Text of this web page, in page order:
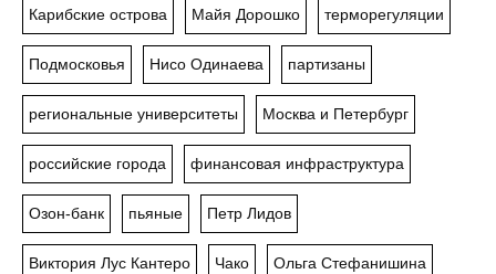
Карибские острова Майя Дорошко терморегуляции
Подмосковья Нисо Одинаева партизаны
региональные университеты Москва и Петербург
российские города финансовая инфраструктура
Озон-банк пьяные Петр Лидов
Виктория Лус Кантеро Чако Ольга Стефанишина